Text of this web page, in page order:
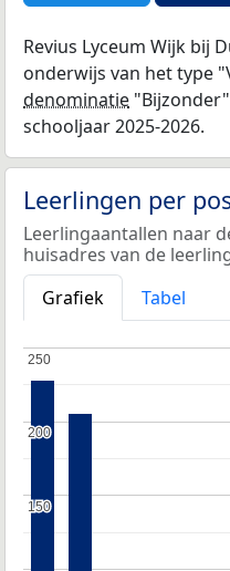
Revius Lyceum Wijk bij
onderwijs van het type
denominatie
schooljaar 2025-2026.
Leerlingen per
Leerlingaantallen naar
huisadres van de
Grafiek
Tabel
150
150
200
200
250
250